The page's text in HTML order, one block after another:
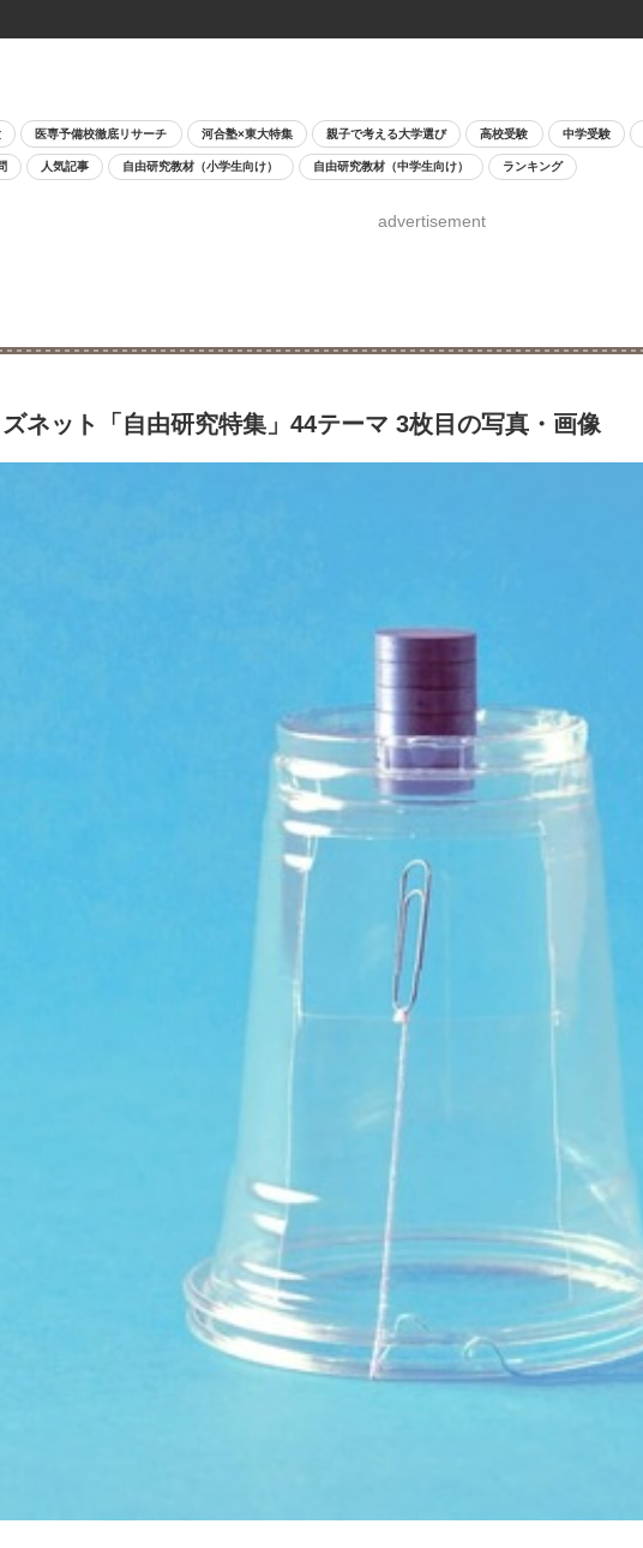
医専予備校徹底リサーチ 河合塾×東大特集 親子で考える大学選び 高校受験 中学受験
人気記事 自由研究教材（小学生向け） 自由研究教材（中学生向け） ランキング
advertisement
ネット「自由研究特集」44テーマ 3枚目の写真・画像